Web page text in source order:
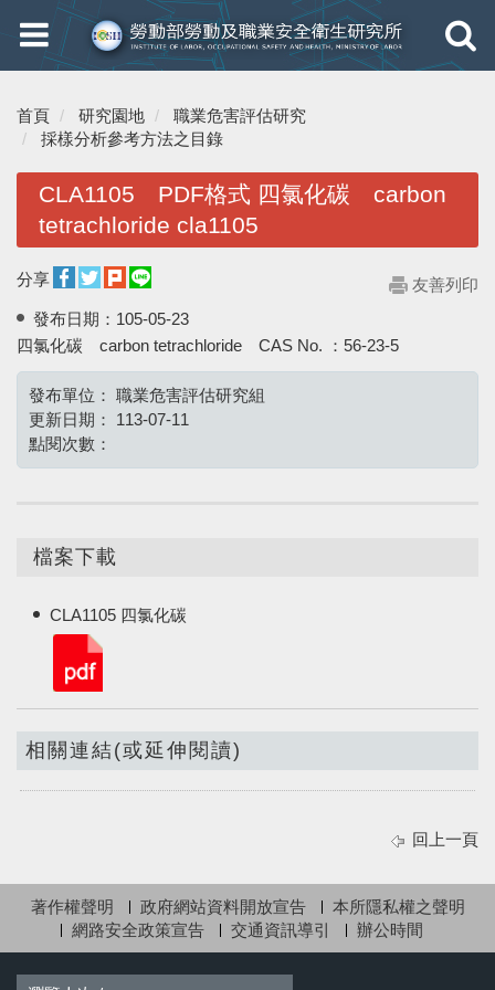
Toggle
navigation
Toggle
首頁 研究園地
職業危害評估研究
採樣分析參考方法之目錄
CLA1105 PDF格式 四氯化碳 carbon
tetrachloride cla1105
分享
友善列印
發布日期： 105-05-23
四氯化碳 carbon tetrachloride CAS No. ：56-23-5
發布單位： 職業危害評估研究組
更新日期：
113-07-11
點閱次數：
檔案下載
CLA1105 四氯化碳
相關連結(或延伸閱讀)
回上一頁
著作權聲明 政府網站資料開放宣告
本所隱私權之聲明
網路安全政策宣告
交通資訊導引 辦公時間